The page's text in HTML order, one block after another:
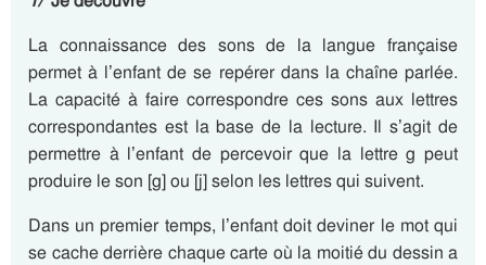
La connaissance des sons de la langue française
permet à l’enfant de se repérer dans la chaîne parlée.
La capacité à faire correspondre ces sons aux lettres
correspondantes est la base de la lecture. Il s’agit de
permettre à l’enfant de percevoir que la lettre g peut
produire le son [g] ou [j] selon les lettres qui suivent.
Dans un premier temps, l’enfant doit deviner le mot qui
se cache derrière chaque carte où la moitié du dessin a